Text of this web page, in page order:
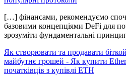
[…] фінансами, рекомендуємо
базовими концепціями DeFi для
зрозуміти фундаментальні
Як створювати та продавати
майбутнє грошей - Як купити
початківців з купівлі ETH